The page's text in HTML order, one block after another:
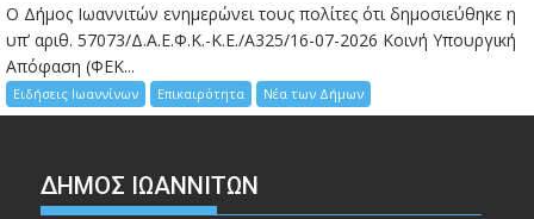
Ο Δήμος Ιωαννιτών ενημερώνει τους πολίτες ότι δημοσιεύθηκε η
υπ’ αριθ. 57073/Δ.Α.Ε.Φ.Κ.-Κ.Ε./Α325/16-07-2026 Κοινή Υπουργική
Απόφαση (ΦΕΚ...
Ειδήσεις Ιωαννίνων Επικαιρότητα Νέα των Δήμων
ΔΗΜΟΣ ΙΩΑΝΝΙΤΩΝ